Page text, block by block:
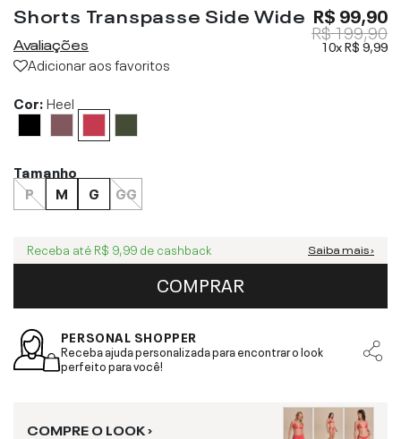
Shorts Transpasse Side Wide
Avaliações
Adicionar aos favoritos
R$ 99,90
R$ 199,90
10xR$ 9,99
Cor:Heel
Tamanho
P
M G GG
Receba até R$ 9,99 de cashback Saiba mais ›
COMPRAR
PERSONAL SHOPPER
Receba ajuda personalizada para encontrar o look
perfeito para você!
COMPRE O LOOK ›